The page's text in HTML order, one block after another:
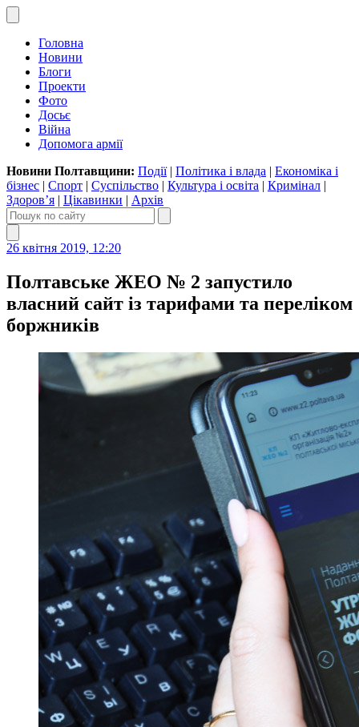
Головна
Новини
Блоги
Проекти
Фото
Досьє
Війна
Допомога армії
Новини Полтавщини: Події| Політика і влада | Економіка і
бізнес | Спорт | Суспільство | Культура і освіта | Кримінал |
Здоров’я | Цікавинки | Архів
26 квітня 2019, 12:20
Полтавське ЖЕО № 2 запустило
власний сайт із тарифами та переліком
боржників